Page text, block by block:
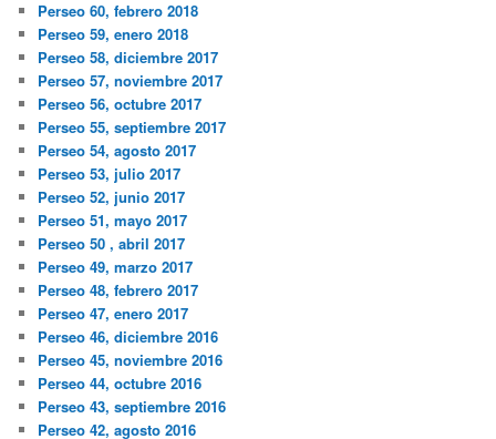
Perseo 60, febrero 2018
Perseo 59, enero 2018
Perseo 58, diciembre 2017
Perseo 57, noviembre 2017
Perseo 56, octubre 2017
Perseo 55, septiembre 2017
Perseo 54, agosto 2017
Perseo 53, julio 2017
Perseo 52, junio 2017
Perseo 51, mayo 2017
Perseo 50 , abril 2017
Perseo 49, marzo 2017
Perseo 48, febrero 2017
Perseo 47, enero 2017
Perseo 46, diciembre 2016
Perseo 45, noviembre 2016
Perseo 44, octubre 2016
Perseo 43, septiembre 2016
Perseo 42, agosto 2016